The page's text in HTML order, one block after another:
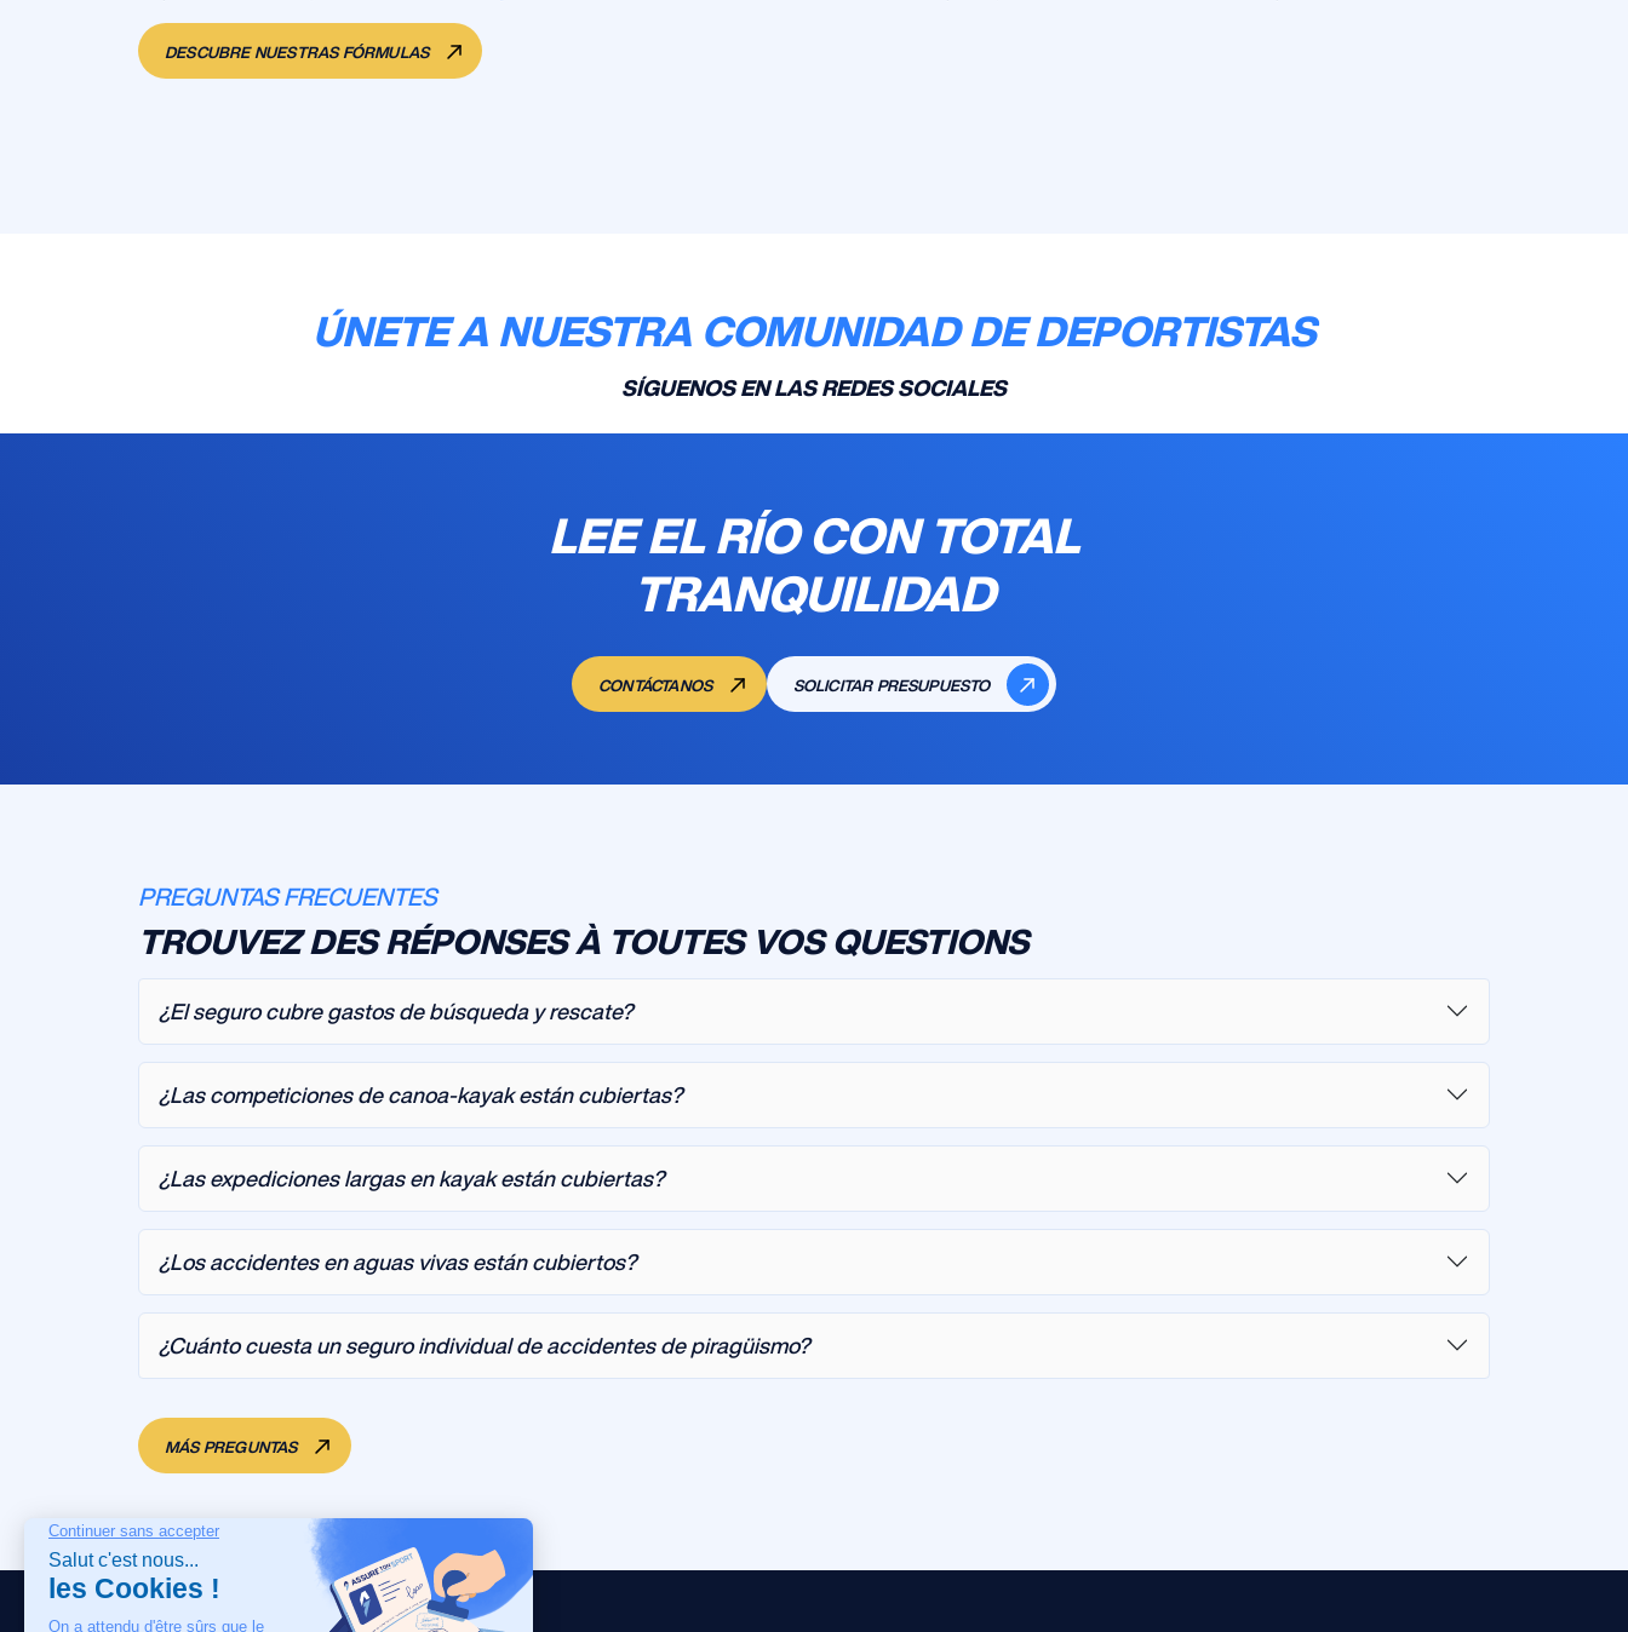
DESCUBRE NUESTRAS FÓRMULAS
ÚNETE A NUESTRA COMUNIDAD DE DEPORTISTAS
SÍGUENOS EN LAS REDES SOCIALES
LEE EL RÍO CON TOTAL
TRANQUILIDAD
CONTÁCTANOS SOLICITAR PRESUPUESTO
PREGUNTAS FRECUENTES
TROUVEZ DES RÉPONSES À TOUTES VOS QUESTIONS
¿El seguro cubre gastos de búsqueda y rescate?
¿Las competiciones de canoa-kayak están cubiertas?
¿Las expediciones largas en kayak están cubiertas?
¿Los accidentes en aguas vivas están cubiertos?
¿Cuánto cuesta un seguro individual de accidentes de piragüismo?
MÁS PREGUNTAS